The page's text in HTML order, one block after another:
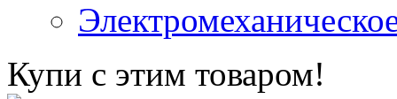
Купи с этим товаром!